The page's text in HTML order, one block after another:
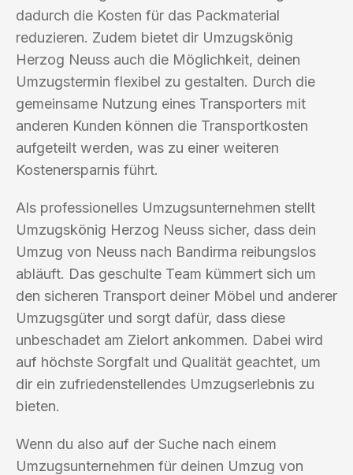
dadurch die Kosten für das Packmaterial
reduzieren. Zudem bietet dir Umzugskönig
Herzog Neuss auch die Möglichkeit, deinen
Umzugstermin flexibel zu gestalten. Durch die
gemeinsame Nutzung eines Transporters mit
anderen Kunden können die Transportkosten
aufgeteilt werden, was zu einer weiteren
Kostenersparnis führt.
Als professionelles Umzugsunternehmen stellt
Umzugskönig Herzog Neuss sicher, dass dein
Umzug von Neuss nach Bandirma reibungslos
abläuft. Das geschulte Team kümmert sich um
den sicheren Transport deiner Möbel und anderer
Umzugsgüter und sorgt dafür, dass diese
unbeschadet am Zielort ankommen. Dabei wird
auf höchste Sorgfalt und Qualität geachtet, um
dir ein zufriedenstellendes Umzugserlebnis zu
bieten.
Wenn du also auf der Suche nach einem
Umzugsunternehmen für deinen Umzug von